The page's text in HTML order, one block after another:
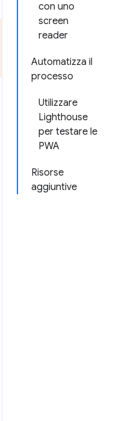
con uno
screen
reader
Automatizza il
processo
Utilizzare
Lighthouse
per testare le
PWA
Risorse
aggiuntive